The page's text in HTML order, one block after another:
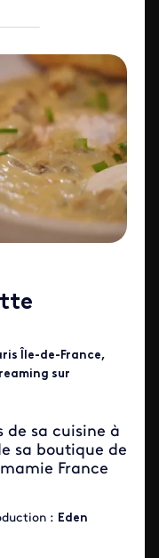
Île-de-France,
sur
de sa cuisine à
sa boutique de
France
: Eden